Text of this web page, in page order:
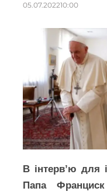
05.07.202210:00
В інтерв’ю для
Папа